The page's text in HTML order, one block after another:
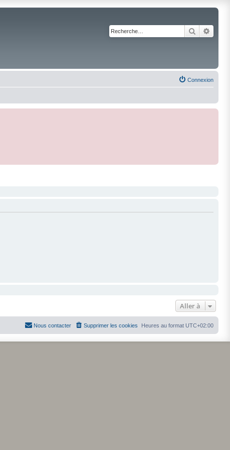
Rechercher
Connexion
Aller à
Heures au format UTC+02:00
Supprimer les cookies
Nous contacter